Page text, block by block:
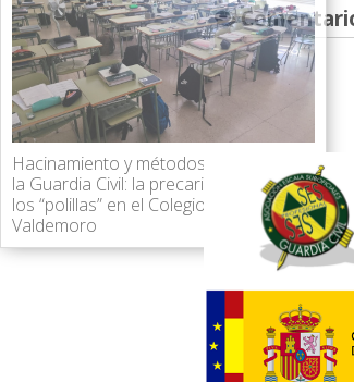
Hacinamiento y métodos obsoletos en
la Guardia Civil: la precaria realidad de
los “polillas” en el Colegio de
Valdemoro